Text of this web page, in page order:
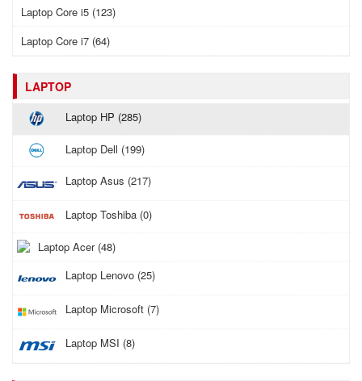
Laptop Core i5 (123)
Laptop Core i7 (64)
LAPTOP
Laptop HP (285)
Laptop Dell (199)
Laptop Asus (217)
Laptop Toshiba (0)
Laptop Acer (48)
Laptop Lenovo (25)
Laptop Microsoft (7)
Laptop MSI (8)